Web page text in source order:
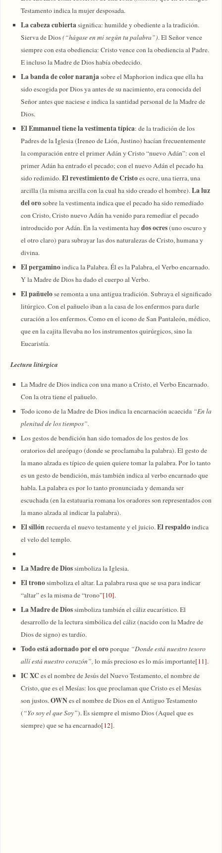
Testamento indica la mujer desposada.
La cabeza cubiertasignifica: humilde y obediente a la tradición.
Sierva de Dios(“hágase en mi según tu palabra”). El Señor vence
siempre con esta obediencia: Cristo vence con la obediencia al Padre.
E incluso la Madre de Dios había obedecido.
La banda de color naranjasobre el Maphorion indica que ella ha
sido escogida por Dios ya antes de su nacimiento, era conocida del
Señor antes que naciese e indica la santidad personal de la Madre de
Dios.
El Emmanuel tiene la vestimenta típica: de la tradición de los
Padres de la Iglesia (Ireneo de Lión, Justino) hacían frecuentemente
la comparación entre el primer Adán y Cristo “nuevo Adán”: con el
primer Adán ha entrado el pecado; con el nuevo Adán el pecado ha
sido redimido.El revestimiento de Cristoes ocre, una tierra, una
arcilla (la misma arcilla con la cual ha sido creado el hombre).La luz
del orosobre la vestimenta indica que el pecado ha sido remediado
con Cristo, Cristo nuevo Adán ha venido para remediar el pecado
introducido por Adán. En la vestimenta hay dos ocres(uno oscuro y
el otro claro) para subrayar las dos naturalezas de Cristo, humana y
divina.
El pergaminoindica la Palabra. Él es la Palabra, el Verbo encarnado.
Y la Madre de Dios ha dado el cuerpo al Verbo.
El pañuelose remonta a una antigua tradición. Subraya el significado
litúrgico. Con el pañuelo iban a la casa de los enfermos para darle
curación a los enfermos. Como en el icono de San Pantaleón, médico,
que en la cajita llevaba no los instrumentos quirúrgicos, sino la
Eucaristía.
Lectura litúrgica
La Madre de Dios indica con una mano a Cristo, el Verbo Encarnado.
Con la otra tiene el pañuelo.
Todo icono de la Madre de Dios indica la encarnación acaecida “En la
plenitud de los tiempos”.
Los gestos de bendición han sido tomados de los gestos de los
oratorios del areópago (donde se proclamaba la palabra). El gesto de
la mano alzada es típico de quien quiere tomar la palabra. Por lo tanto
es un gesto de bendición, más también indica al verbo encarnado que
habla. La palabra es por lo tanto pronunciada y demanda ser
escuchada (en la estatuaria romana los oradores son representados con
la mano alzada al indicar la palabra).
El sillón recuerda el nuevo testamente y el juicio.El respaldoindica
el velo del templo.
La Madre de Diossimboliza la Iglesia.
El tronosimboliza el altar. La palabra rusa que se usa para indicar
“altar” es la misma de “trono”[10].
La Madre de Diossimboliza también el cáliz eucarístico. El
desarrollo de la lectura simbólica del cáliz (nacido con la Madre de
Dios de signo) es tardío.
Todo está adornado por el oroporque “Donde está nuestro tesoro
allí está nuestro corazón”, lo más precioso es lo más importante[11].
IC XC es el nombre de Jesús del Nuevo Testamento, el nombre de
Cristo, que es el Mesías: los que proclaman que Cristo es el Mesías
son justos.OWNes el nombre de Dios en el Antiguo Testamento
(“Yo soy el que Soy”). Es siempre el mismo Dios (Aquel que es
siempre) que se ha encarnado[12].